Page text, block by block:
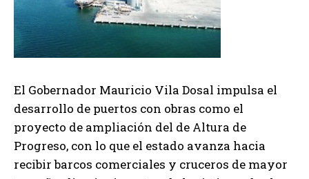
El Gobernador Mauricio Vila Dosal impulsa el
desarrollo de puertos con obras como el
proyecto de ampliación del de Altura de
Progreso, con lo que el estado avanza hacia
recibir barcos comerciales y cruceros de mayor